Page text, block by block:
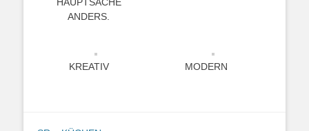
ANDERS.
KREATIV MODERN